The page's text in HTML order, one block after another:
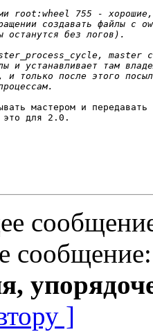
мастером и передавать
это для 2.0.
]